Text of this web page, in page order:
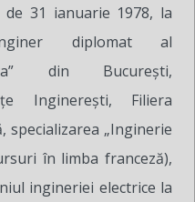
31 ianuarie 1978, la
diplomat al
din București,
Inginerești, Filiera
specializarea „Inginerie
în limba franceză),
ingineriei electrice la